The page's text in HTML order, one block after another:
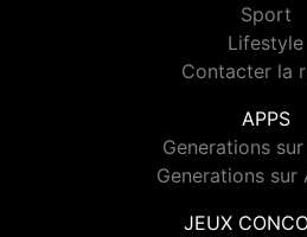
Sport
Lifestyle
Contacter la
APPS
Generations
Generations sur
JEUX